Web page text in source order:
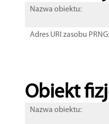
Nazwa obiektu:
Adres URI zasobu PRNG:
Obiekt
Nazwa obiektu: